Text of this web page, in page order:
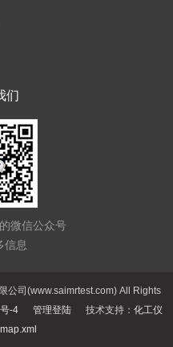
们
微信公众号
信息
公司(www.saimrtest.com) All Rights
-4 管理登陆 技术支持： 化工仪